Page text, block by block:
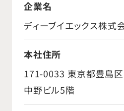
企業名
ディーブイエックス株式
本社住所
171-0033 東京都豊島
中野ビル5階